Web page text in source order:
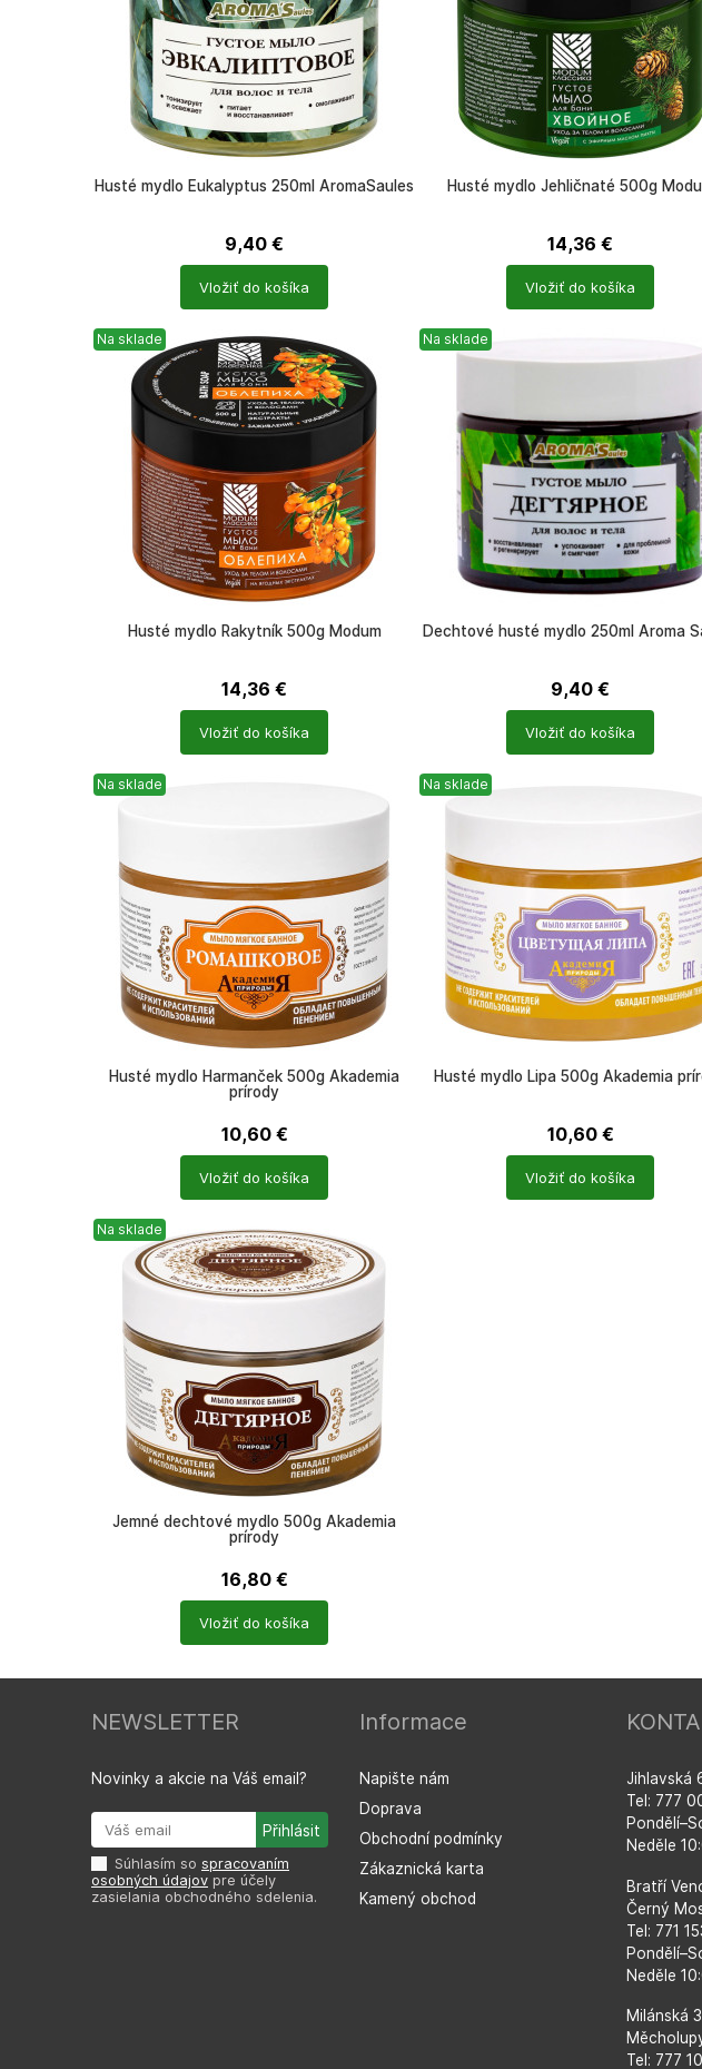
Husté mydlo Eukalyptus 250ml AromaSaules
9,40 €
Vložiť do košíka
Husté mydlo Jehličnaté 500g
14,36 €
Vložiť do košíka
Na sklade
Husté mydlo Rakytník 500g Modum
14,36 €
Vložiť do košíka
Na sklade
Dechtové husté mydlo 250ml Aroma
9,40 €
Vložiť do košíka
Na sklade
Husté mydlo Harmanček 500g Akademia
prírody
10,60 €
Vložiť do košíka
Na sklade
Husté mydlo Lipa 500g Akademia
10,60 €
Vložiť do košíka
Na sklade
Jemné dechtové mydlo 500g Akademia
prírody
16,80 €
Vložiť do košíka
NEWSLETTER
Novinky a akcie na Váš email?
Súhlasím so spracovaním
osobných údajov pre účely
zasielania obchodného sdelenia.
Informace
Napište nám
Doprava
Obchodní podmínky
Zákaznická karta
Kamený obchod
Jihlavská
Tel: 777
Neděle
Bratří
Černý
Tel: 771
Neděle
Milánská
Tel: 777